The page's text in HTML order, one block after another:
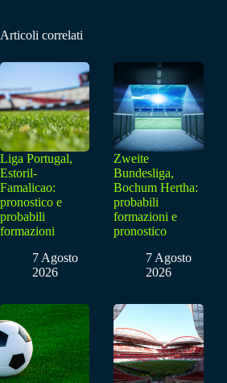
Articoli correlati
Liga Portugal,
Estoril-
Famalicao:
pronostico e
probabili
formazioni
7 Agosto
2026
Zweite
Bundesliga,
Bochum Hertha:
probabili
formazioni e
pronostico
7 Agosto
2026